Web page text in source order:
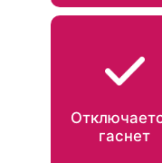
гаснет